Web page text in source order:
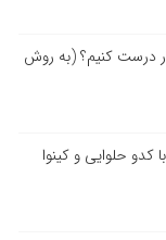
درست کنیم؟ (به روش
کدو حلوایی و کینوا